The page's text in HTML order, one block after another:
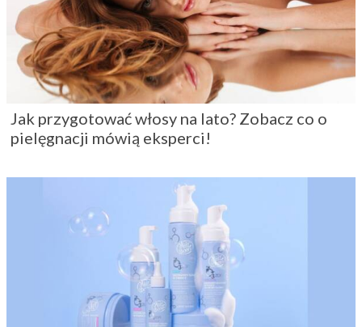
Jak przygotować włosy na lato? Zobacz co o
pielęgnacji mówią eksperci!